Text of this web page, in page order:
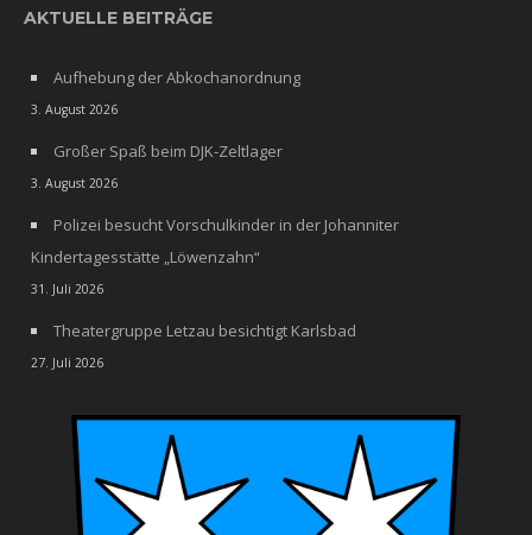
AKTUELLE BEITRÄGE
Aufhebung der Abkochanordnung
3. August 2026
Großer Spaß beim DJK-Zeltlager
3. August 2026
Polizei besucht Vorschulkinder in der Johanniter
Kindertagesstätte „Löwenzahn“
31. Juli 2026
Theatergruppe Letzau besichtigt Karlsbad
27. Juli 2026